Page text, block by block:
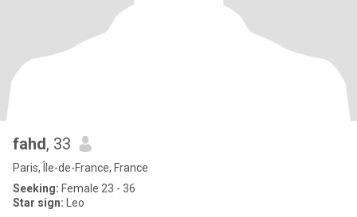
fahd, 33
Paris, Île-de-France, France
Seeking: Female 23 - 36
Star sign: Leo